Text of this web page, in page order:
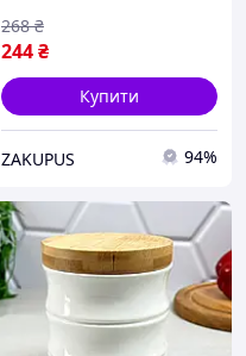
244₴
268 ₴
Купити
ZAKUPUS 94%